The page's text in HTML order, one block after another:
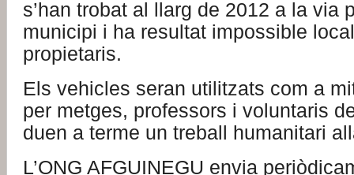
s’han trobat al llarg de 2012 a la via
municipi i ha resultat impossible
propietaris.
Els vehicles seran utilitzats com a
per metges, professors i voluntaris
duen a terme un treball humanitari
L’ONG AFGUINEGU envia